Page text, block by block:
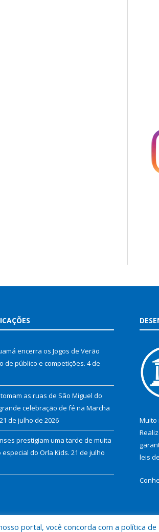
encerra os Jogos de Verão
de público e competições. 4 de
as ruas de São Miguel do
celebração de fé na Marcha
21 de julho de 2026
prestigiam uma tarde de muita
do Orla Kids. 21 de julho
Muito
leis
portal, você concorda com a política de